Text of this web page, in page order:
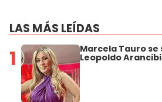
LAS MÁS LEÍDAS
1 Marcela Tauro se
Leopoldo